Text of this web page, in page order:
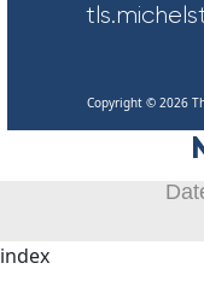
Copyright © 2026
index